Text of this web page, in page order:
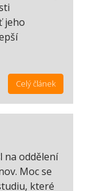
jeho
Celý článek
na oddělení
Moc se
které